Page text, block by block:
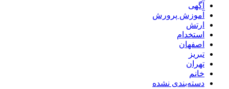
آگهی
آموزش پرورش
ارتش
استخدام
اصفهان
تبریز
تهران
خانم
دسته‌بندی نشده